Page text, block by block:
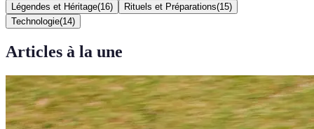
Légendes et Héritage(16) Rituels et Préparations(15)
Technologie(14)
Articles à la une